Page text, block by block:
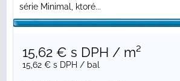
série Minimal, ktoré...
15,62 € s DPH / m²
15,62 € s DPH / bal